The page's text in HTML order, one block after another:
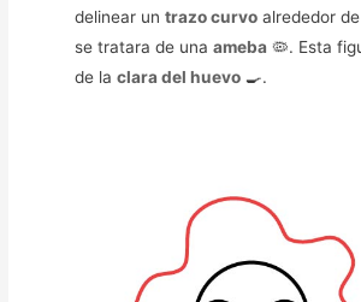
delinear untrazo curvo alrededor
se tratara de unaameba 🦠. Esta
de laclara del huevo 🍳.